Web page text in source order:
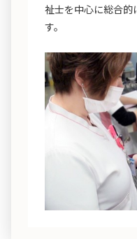
祉士を中心に総合的
す。